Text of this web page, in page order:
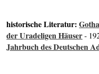
historische Literatur:
der Uradeligen Häuser-
Jahrbuch des Deutschen